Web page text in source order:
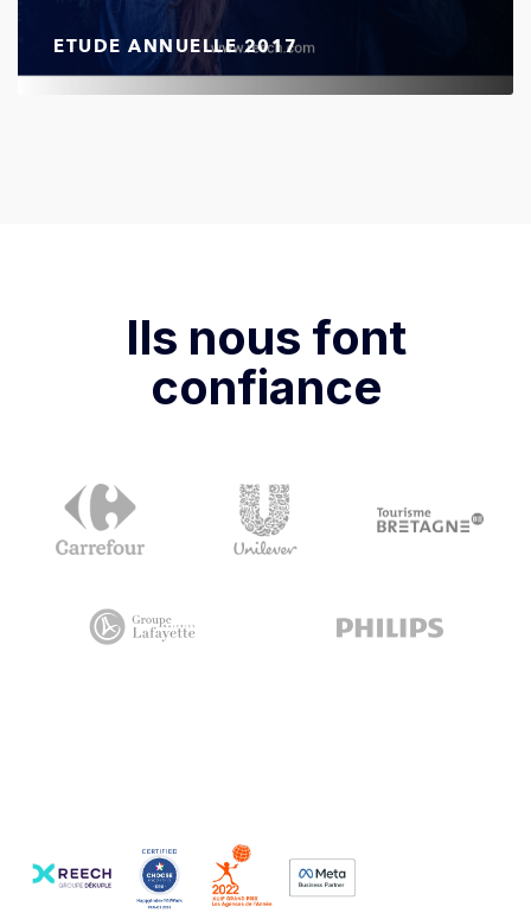
ETUDE ANNUELLE 2017
Ils nous font
confiance